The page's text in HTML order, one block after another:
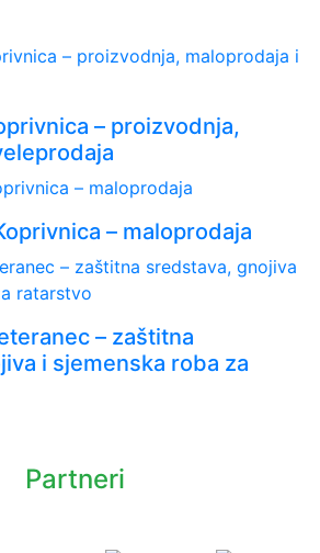
– proizvodnja,
– maloprodaja
– zaštitna
i sjemenska roba za
Partneri